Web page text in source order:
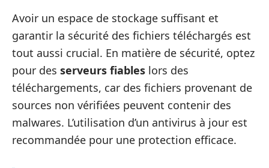
Avoir un espace de stockage suffisant et
garantir la sécurité des fichiers téléchargés est
tout aussi crucial. En matière de sécurité, optez
pour des serveurs fiables lors des
téléchargements, car des fichiers provenant de
sources non vérifiées peuvent contenir des
malwares. L’utilisation d’un antivirus à jour est
recommandée pour une protection efficace.